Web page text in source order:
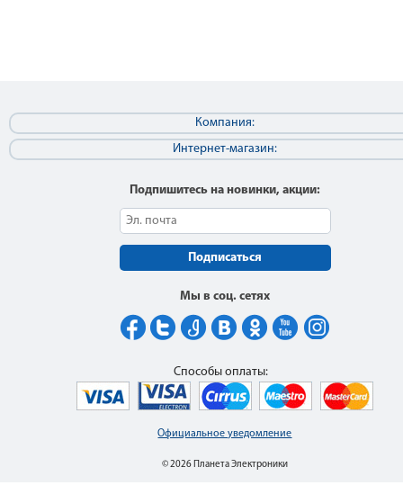
Компания:
Интернет-магазин:
Подпишитесь на новинки, акции:
Подписаться
Мы в соц. сетях
Официальное уведомление
© 2026 Планета Электроники
Способы оплаты: